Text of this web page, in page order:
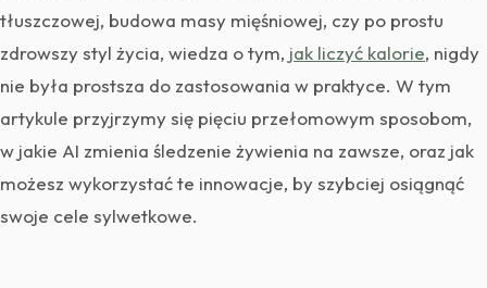
tłuszczowej, budowa masy mięśniowej, czy po prostu
zdrowszy styl życia, wiedza o tym, jak liczyć kalorie, nigdy
nie była prostsza do zastosowania w praktyce. W tym
artykule przyjrzymy się pięciu przełomowym sposobom,
w jakie AI zmienia śledzenie żywienia na zawsze, oraz jak
możesz wykorzystać te innowacje, by szybciej osiągnąć
swoje cele sylwetkowe.